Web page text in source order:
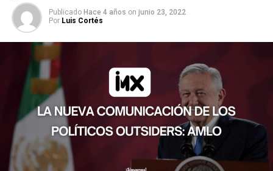
Publicado Hace 4 años on junio 23, 2022
Por Luis Cortés